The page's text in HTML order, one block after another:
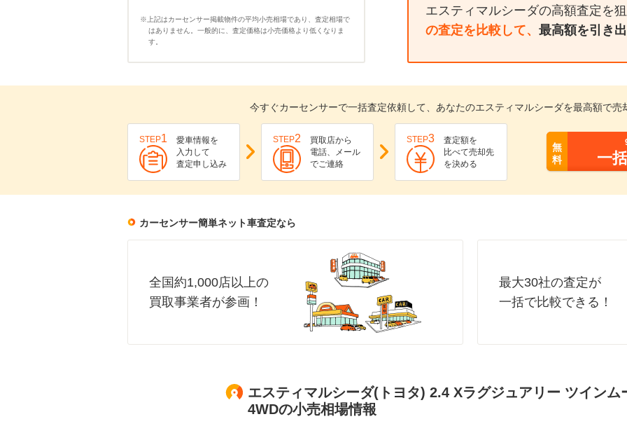
※上記はカーセンサー掲載物件の平均小売相場であり、査定相場で
はありません。一般的に、査定価格は小売価格より低くなりま
す。
エスティマルシーダの高額査定を狙
の査定を比較して、 最高額を引き
今すぐカーセンサーで一括査定依頼して、あなたのエスティマルシーダを最高額で売
STEP1
愛車情報を
入力して
査定申し込み
STEP2
買取店から
電話、メール
でご連絡
STEP3
査定額を
比べて売却先
を決める
無
料
一
カーセンサー簡単ネット車査定なら
全国約1,000店以上の
買取事業者が参画！
最大30社の査定が
一括で比較できる！
エスティマルシーダ(トヨタ) 2.4 Xラグジュアリー ツインム
4WDの小売相場情報